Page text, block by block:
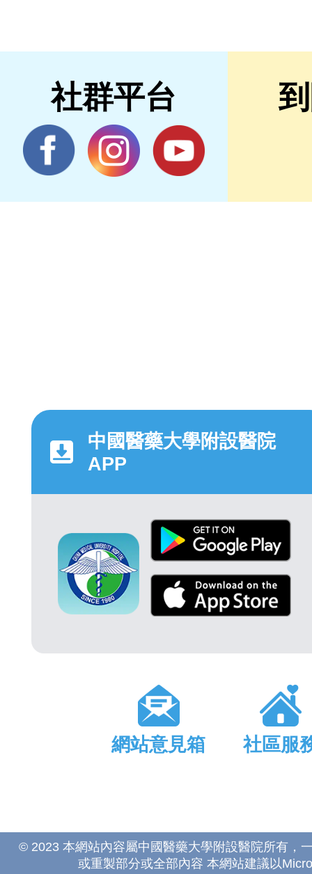
社群平台
中國醫藥大學附設醫院
APP
網站意見箱 社區服
© 2023 本網站內容屬中國醫藥大學附設醫院所有，
或重製部分或全部內容 本網站建議以